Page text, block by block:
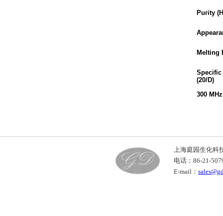
Purity
Melting
Specific
(20/D)
300
上海庭园生化
电话：86-21-
E-mail：